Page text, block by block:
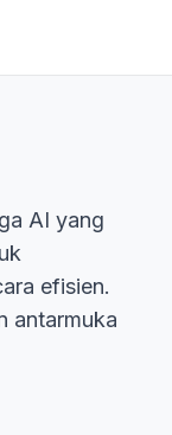
AI yang
efisien.
antarmuka